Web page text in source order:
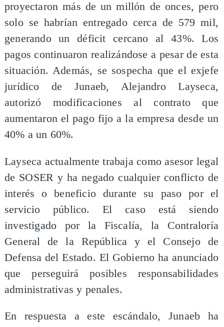
proyectaron más de un millón de onces, pero
solo se habrían entregado cerca de 579 mil,
generando un déficit cercano al 43%. Los
pagos continuaron realizándose a pesar de esta
situación. Además, se sospecha que el exjefe
jurídico de Junaeb, Alejandro Layseca,
autorizó modificaciones al contrato que
aumentaron el pago fijo a la empresa desde un
40% a un 60%.
Layseca actualmente trabaja como asesor legal
de SOSER y ha negado cualquier conflicto de
interés o beneficio durante su paso por el
servicio público. El caso está siendo
investigado por la Fiscalía, la Contraloría
General de la República y el Consejo de
Defensa del Estado. El Gobierno ha anunciado
que perseguirá posibles responsabilidades
administrativas y penales.
En respuesta a este escándalo, Junaeb ha